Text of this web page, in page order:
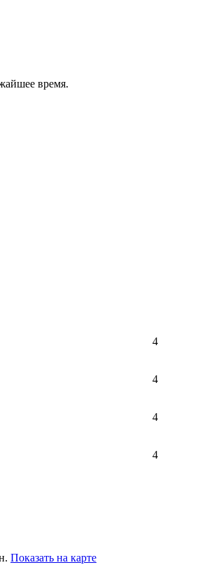
время.
4
4
4
4
Показать на карте